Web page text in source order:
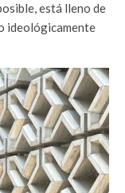
está lleno de
ideológicamente